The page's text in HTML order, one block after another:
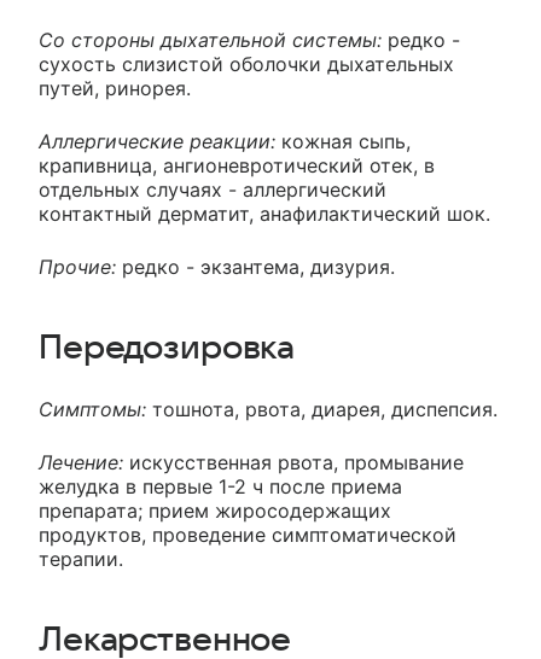
Со стороны дыхательной системы: редко -
сухость слизистой оболочки дыхательных
путей, ринорея.
Аллергические реакции: кожная сыпь,
крапивница, ангионевротический отек, в
отдельных случаях - аллергический
контактный дерматит, анафилактический шок.
Прочие: редко - экзантема, дизурия.
Передозировка
Симптомы: тошнота, рвота, диарея, диспепсия.
Лечение: искусственная рвота, промывание
желудка в первые 1-2 ч после приема
препарата; прием жиросодержащих
продуктов, проведение симптоматической
терапии.
Лекарственное